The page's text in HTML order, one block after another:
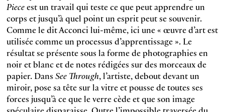
Pieceest un travail qui teste ce que peut apprendre un
corps et jusqu’à quel point un esprit peut se souvenir.
Comme le dit Acconci lui-même, ici une « œuvre d’art est
utilisée comme un processus d’apprentissage ». Le
résultat se présente sous la forme de photographies en
noir et blanc et de notes rédigées sur des morceaux de
papier. Dans See Through, l’artiste, debout devant un
miroir, pose sa tête sur la vitre et pousse de toutes ses
forces jusqu’à ce que le verre cède et que son image